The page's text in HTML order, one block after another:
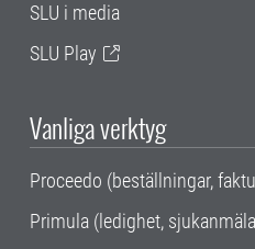
SLU i media
SLU Play
Vanliga verktyg
Proceedo (beställningar,
Primula (ledighet,